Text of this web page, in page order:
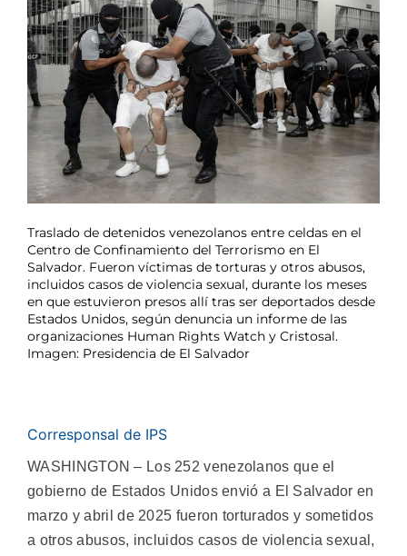
Traslado de detenidos venezolanos entre celdas en el
Centro de Confinamiento del Terrorismo en El
Salvador. Fueron víctimas de torturas y otros abusos,
incluidos casos de violencia sexual, durante los meses
en que estuvieron presos allí tras ser deportados desde
Estados Unidos, según denuncia un informe de las
organizaciones Human Rights Watch y Cristosal.
Imagen: Presidencia de El Salvador
Corresponsal de IPS
WASHINGTON – Los 252 venezolanos que el
gobierno de Estados Unidos envió a El Salvador en
marzo y abril de 2025 fueron torturados y sometidos
a otros abusos, incluidos casos de violencia sexual,